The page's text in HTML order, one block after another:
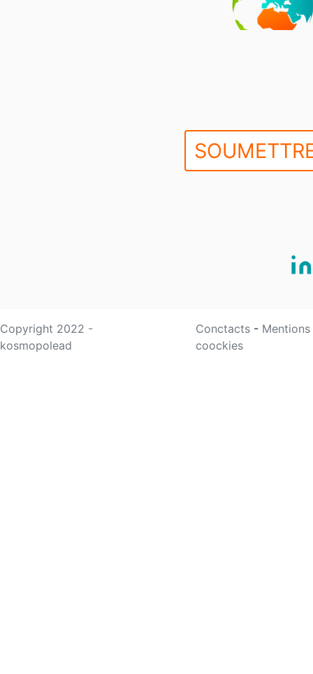
Copyright 2022 -
kosmopolead
Conctacts -
coockies